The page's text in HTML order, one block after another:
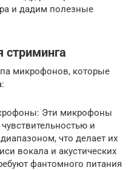
и дадим полезные
микрофонов, которые
Эти микрофоны
и
что делает их
вокала и акустических
фантомного питания